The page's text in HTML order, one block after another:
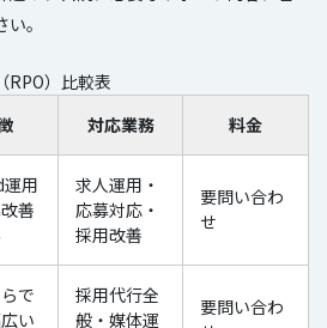
。
）比較表
対応業務 料金
用
善
求人運用・
応募対応・
採用改善
要問い合わ
せ
で
い
採用代行全
般・媒体運
要問い合わ